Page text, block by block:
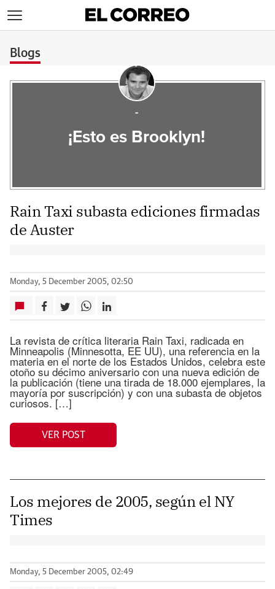
Blogs
-
¡Esto es Brooklyn!
Rain Taxi subasta ediciones firmadas
de Auster
Monday, 5 December 2005, 02:50
La revista de crítica literaria Rain Taxi, radicada en
Minneapolis (Minnesotta, EE UU), una referencia en la
materia en el norte de los Estados Unidos, celebra este
otoño su décimo aniversario con una nueva edición de
la publicación (tiene una tirada de 18.000 ejemplares, la
mayoría por suscripción) y con una subasta de objetos
curiosos. […]
VER POST
Los mejores de 2005, según el NY
Times
Monday, 5 December 2005, 02:49